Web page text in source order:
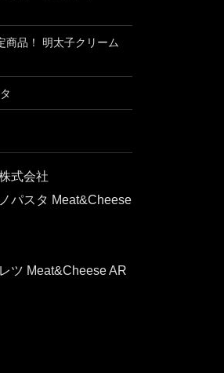
商品！ 明太子クリーム
式会社
パスタ Meat&Cheese
ツ Meat&Cheese AR